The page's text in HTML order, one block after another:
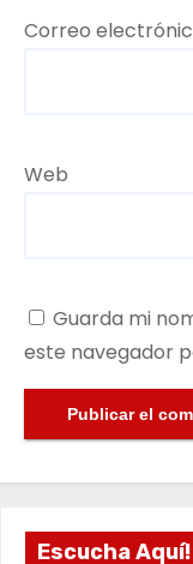
Correo
Web
Guarda mi
este navegador
Escucha Aquí!